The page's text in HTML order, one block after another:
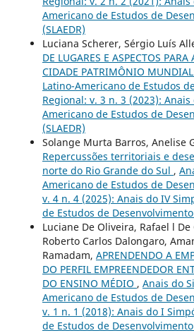
Americano de Estudos de
(SLAEDR)
Luciana Scherer, Sérgio Luís
DE LUGARES E ASPECTOS
CIDADE PATRIMÔNIO
Latino-Americano de Estudos
Regional: v. 3 n. 3 (2023):
Americano de Estudos de
(SLAEDR)
Solange Murta Barros, Anelise
Repercussões territoriais e
norte do Rio Grande do Sul ,
Americano de Estudos de
v. 4 n. 4 (2025): Anais do IV
de Estudos de Desenvolvimento
Luciane De Oliveira, Rafael l
Roberto Carlos Dalongaro,
Ramadam, APRENDENDO A
DO PERFIL EMPREENDEDOR
DO ENSINO MÉDIO , Anais do
Americano de Estudos de
v. 1 n. 1 (2018): Anais do I
de Estudos de Desenvolvimento